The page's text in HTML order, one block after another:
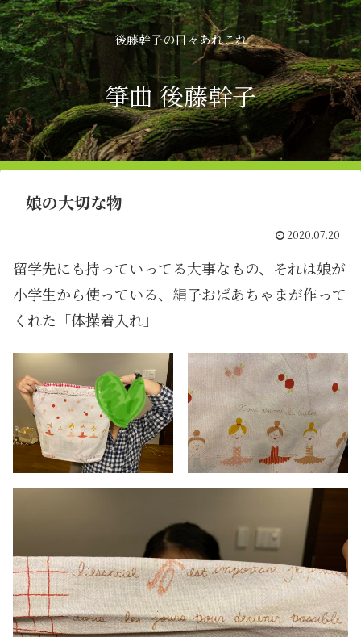
後藤幹子の日々あれこれ
箏曲 後藤幹子
娘の大切な物
2020.07.20
留学先にも持っていってる大事なもの、それは娘が
小学生から使っている、絹子おばあちゃまが作って
くれた「体操着入れ」